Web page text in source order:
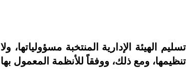
الهيئة الإدارية المنتخبة مسؤولياتها، ولا
ومع ذلك، ووفقاً للأنظمة المعمول بها